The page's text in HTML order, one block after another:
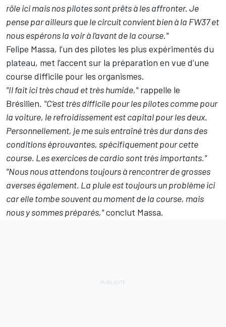
rôle ici mais nos pilotes sont prêts à les affronter. Je
pense par ailleurs que le circuit convient bien à la FW37 et
nous espérons la voir à l’avant de la course."
Felipe Massa, l’un des pilotes les plus expérimentés du
plateau, met l’accent sur la préparation en vue d’une
course difficile pour les organismes.
"Il fait ici très chaud et très humide,"rappelle le
Brésilien. "C’est très difficile pour les pilotes comme pour
la voiture, le refroidissement est capital pour les deux.
Personnellement, je me suis entraîné très dur dans des
conditions éprouvantes, spécifiquement pour cette
course. Les exercices de cardio sont très importants."
"Nous nous attendons toujours à rencontrer de grosses
averses également. La pluie est toujours un problème ici
car elle tombe souvent au moment de la course, mais
nous y sommes préparés,"conclut Massa.